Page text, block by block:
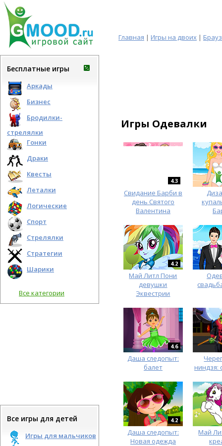
Главная | Игры на двоих |
Бесплатные игры
Аркады
Бизнес
Бродилки-
стрелялки
Гонки
Драки
Квесты
Леталки
Логические
Спорт
Стрелялки
Стратегии
Шарики
Все категории
Все игры для детей
Игры для мальчиков
Игры Одевалки
4.3
Свидание Барби в
день Святого
Валентина
4.2
Май Литл Пони
девушки
Эквестрии
4.6
Даша следопыт:
балет
ниндзя:
4.2
Даша следопыт:
Новая одежда
Май